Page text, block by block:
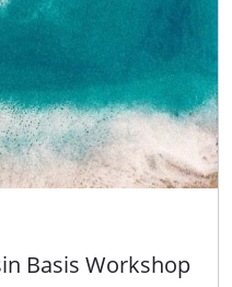
Basis Workshop